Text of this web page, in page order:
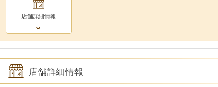
店舗詳細情報
店舗詳細情報